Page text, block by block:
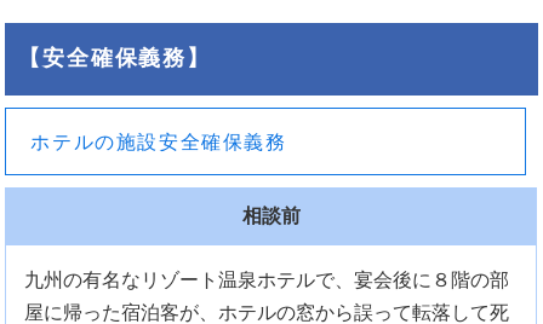
【安全確保義務】
ホテルの施設安全確保義務
相談前
九州の有名なリゾート温泉ホテルで、宴会後に８階の部
屋に帰った宿泊客が、ホテルの窓から誤って転落して死